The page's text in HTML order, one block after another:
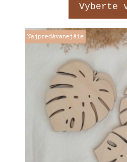
Vyberte